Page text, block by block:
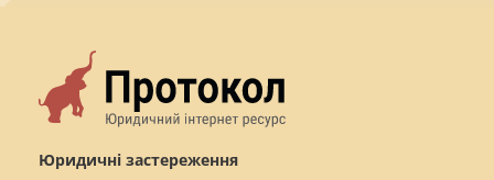
Юридичні застереження